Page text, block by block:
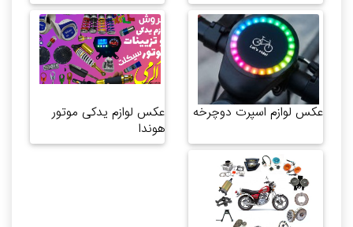
عکس لوازم اسپرت دوچرخه
عکس لوازم یدکی موتور
هوندا